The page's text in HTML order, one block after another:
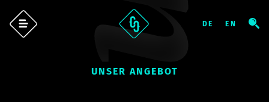
UNSER ANGEBOT